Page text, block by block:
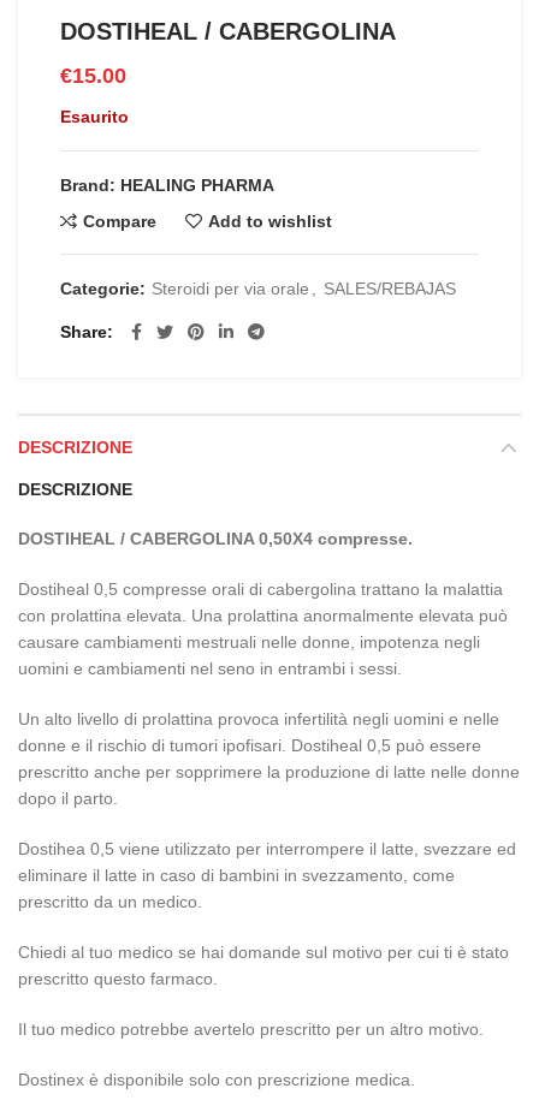
DOSTIHEAL / CABERGOLINA
€15.00
Esaurito
Brand: HEALING PHARMA
Compare
Add to wishlist
Categorie: Steroidi per via orale SALES/REBAJAS
Share
DESCRIZIONE
DESCRIZIONE
DOSTIHEAL / CABERGOLINA 0,50X4 compresse.
Dostiheal 0,5 compresse orali di cabergolina trattano la malattia
con prolattina elevata. Una prolattina anormalmente elevata può
causare cambiamenti mestruali nelle donne, impotenza negli
uomini e cambiamenti nel seno in entrambi i sessi.
Un alto livello di prolattina provoca infertilità negli uomini e nelle
donne e il rischio di tumori ipofisari. Dostiheal 0,5 può essere
prescritto anche per sopprimere la produzione di latte nelle donne
dopo il parto.
Dostihea 0,5 viene utilizzato per interrompere il latte, svezzare ed
eliminare il latte in caso di bambini in svezzamento, come
prescritto da un medico.
Chiedi al tuo medico se hai domande sul motivo per cui ti è stato
prescritto questo farmaco.
Il tuo medico potrebbe avertelo prescritto per un altro motivo.
Dostinex è disponibile solo con prescrizione medica.